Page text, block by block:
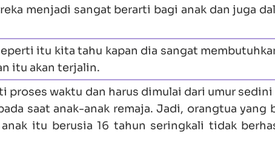
menjadi sangat berarti bagi anak dan juga
itu kita tahu kapan dia sangat
itu akan terjalin.
proses waktu dan harus dimulai dari umur
saat anak-anak remaja. Jadi, orangtua yang
itu berusia 16 tahun seringkali tidak